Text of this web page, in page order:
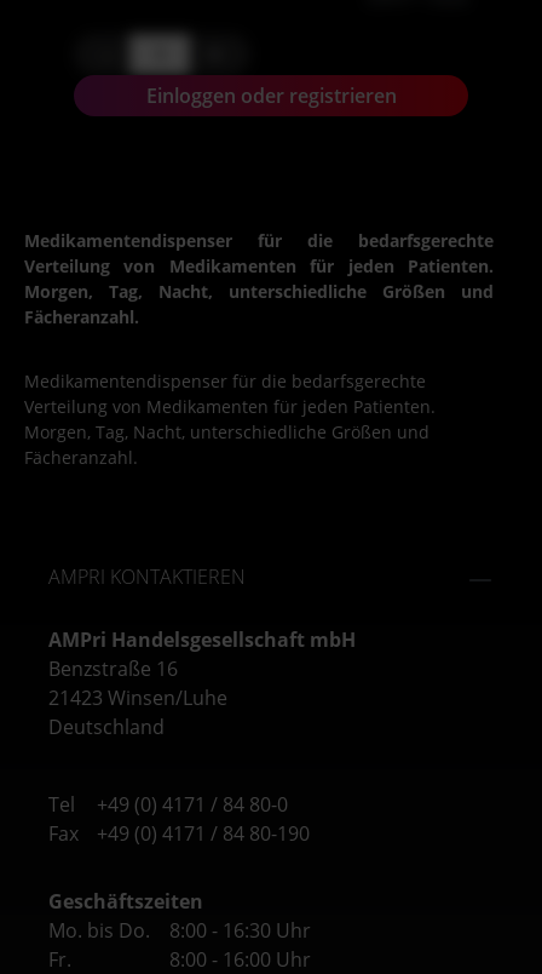
Einloggen oder registrieren
Medikamentendispenser für die bedarfsgerechte
Verteilung von Medikamenten für jeden Patienten.
Morgen, Tag, Nacht, unterschiedliche Größen und
Fächeranzahl.
Medikamentendispenser für die bedarfsgerechte
Verteilung von Medikamenten für jeden Patienten.
Morgen, Tag, Nacht, unterschiedliche Größen und
Fächeranzahl.
AMPRI KONTAKTIEREN
AMPri Handelsgesellschaft mbH
Benzstraße 16
21423 Winsen/Luhe
Deutschland
Tel
+49 (0) 4171 / 84 80-0
Fax
+49 (0) 4171 / 84 80-190
Geschäftszeiten
Mo. bis Do.
8:00 - 16:30 Uhr
Fr.
8:00 - 16:00 Uhr